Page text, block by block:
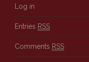
K
l
i
k
k
Log in
Entries RSS
Comments RSS